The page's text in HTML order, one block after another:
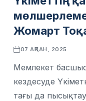
Жомарт
07 АҚПАН, 2025
Мемлекет
кездесуде
тағы да